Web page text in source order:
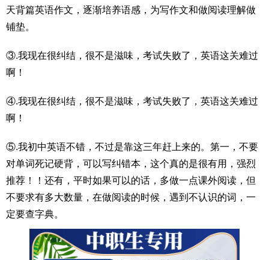
天背篇英语作文，逐渐培养语感，为写作文和做阅读理解做
铺垫。
③.我现在很纠结，很不是滋味，考试失败了，英语这关难过
啊！
④.我现在很纠结，很不是滋味，考试失败了，英语这关难过
啊！
⑤.我初中英语不错，不过是靠这三年赶上来的。第一，不要
对单词死记硬背，可以写纠错本，这个真的是很有用，强烈
推荐！！还有，平时如果可以的话，多做一点课外阅读，但
不要求有多大数量，在做阅读的时候，遇到不认识的词，一
定要查字典。